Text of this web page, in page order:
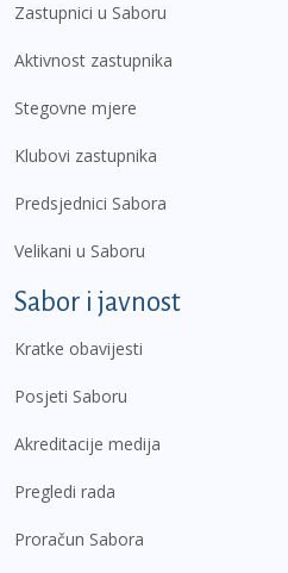
Zastupnici u Saboru
Aktivnost zastupnika
Stegovne mjere
Klubovi zastupnika
Predsjednici Sabora
Velikani u Saboru
Sabor i javnost
Kratke obavijesti
Posjeti Saboru
Akreditacije medija
Pregledi rada
Proračun Sabora